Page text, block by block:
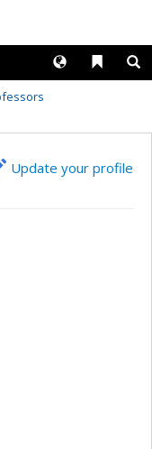
Liens
Langues
Update your profile